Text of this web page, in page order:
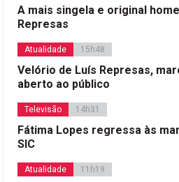
A mais singela e original
Represas
Atualidade 15h48
Velório de Luís Represas,
aberto ao público
Televisão 14h31
Fátima Lopes regressa às
SIC
Atualidade 11h19